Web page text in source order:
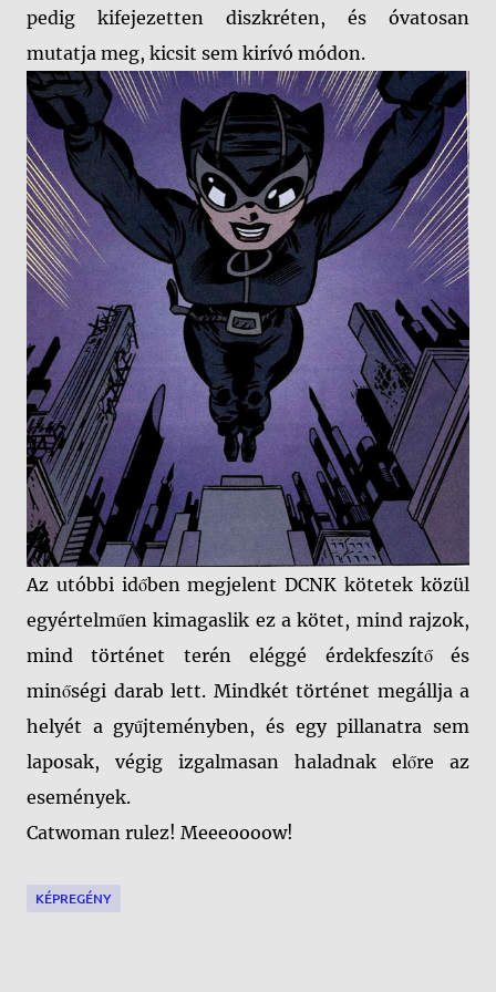
pedig kifejezetten diszkréten, és óvatosan
mutatja meg, kicsit sem kirívó módon.
Az utóbbi időben megjelent DCNK kötetek közül
egyértelműen kimagaslik ez a kötet, mind rajzok,
mind történet terén eléggé érdekfeszítő és
minőségi darab lett. Mindkét történet megállja a
helyét a gyűjteményben, és egy pillanatra sem
laposak, végig izgalmasan haladnak előre az
események.
Catwoman rulez! Meeeoooow!
KÉPREGÉNY